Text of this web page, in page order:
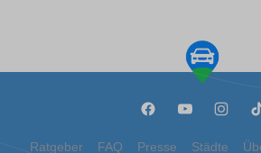
Ratgeber FAQ Presse Städte